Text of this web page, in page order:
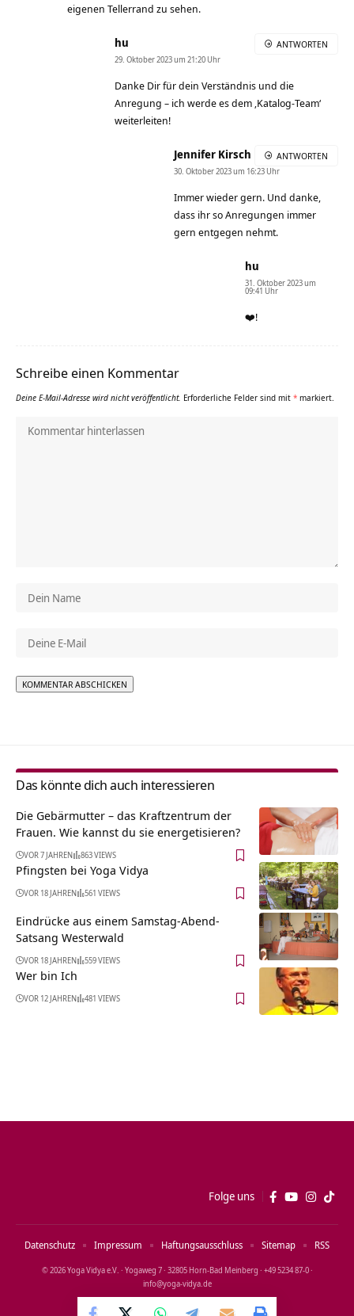
eigenen Tellerrand zu sehen.
hu
29. Oktober 2023 um 21:20 Uhr
Danke Dir für dein Verständnis und die
Anregung – ich werde es dem ‚Katalog-Team‘
weiterleiten!
ANTWORTEN
Jennifer Kirsch
30. Oktober 2023 um 16:23 Uhr
Immer wieder gern. Und danke,
dass ihr so Anregungen immer
gern entgegen nehmt.
ANTWORTEN
hu
31. Oktober 2023 um
09:41 Uhr
❤️!
Schreibe einen Kommentar
Deine E-Mail-Adresse wird nicht veröffentlicht. Erforderliche Felder sind mit * markiert.
Das könnte dich auch interessieren
Die Gebärmutter – das Kraftzentrum der
Frauen. Wie kannst du sie energetisieren?
VOR 7 JAHREN 863 VIEWS
Pfingsten bei Yoga Vidya
VOR 18 JAHREN 561 VIEWS
Eindrücke aus einem Samstag-Abend-
Satsang Westerwald
VOR 18 JAHREN 559 VIEWS
Wer bin Ich
VOR 12 JAHREN 481 VIEWS
Folge uns
© 2026 Yoga Vidya e.V. · Yogaweg 7 · 32805 Horn‑Bad Meinberg · +49 5234 87‑0 ·
info@yoga‑vidya.de
Datenschutz Impressum Haftungsausschluss Sitemap RSS